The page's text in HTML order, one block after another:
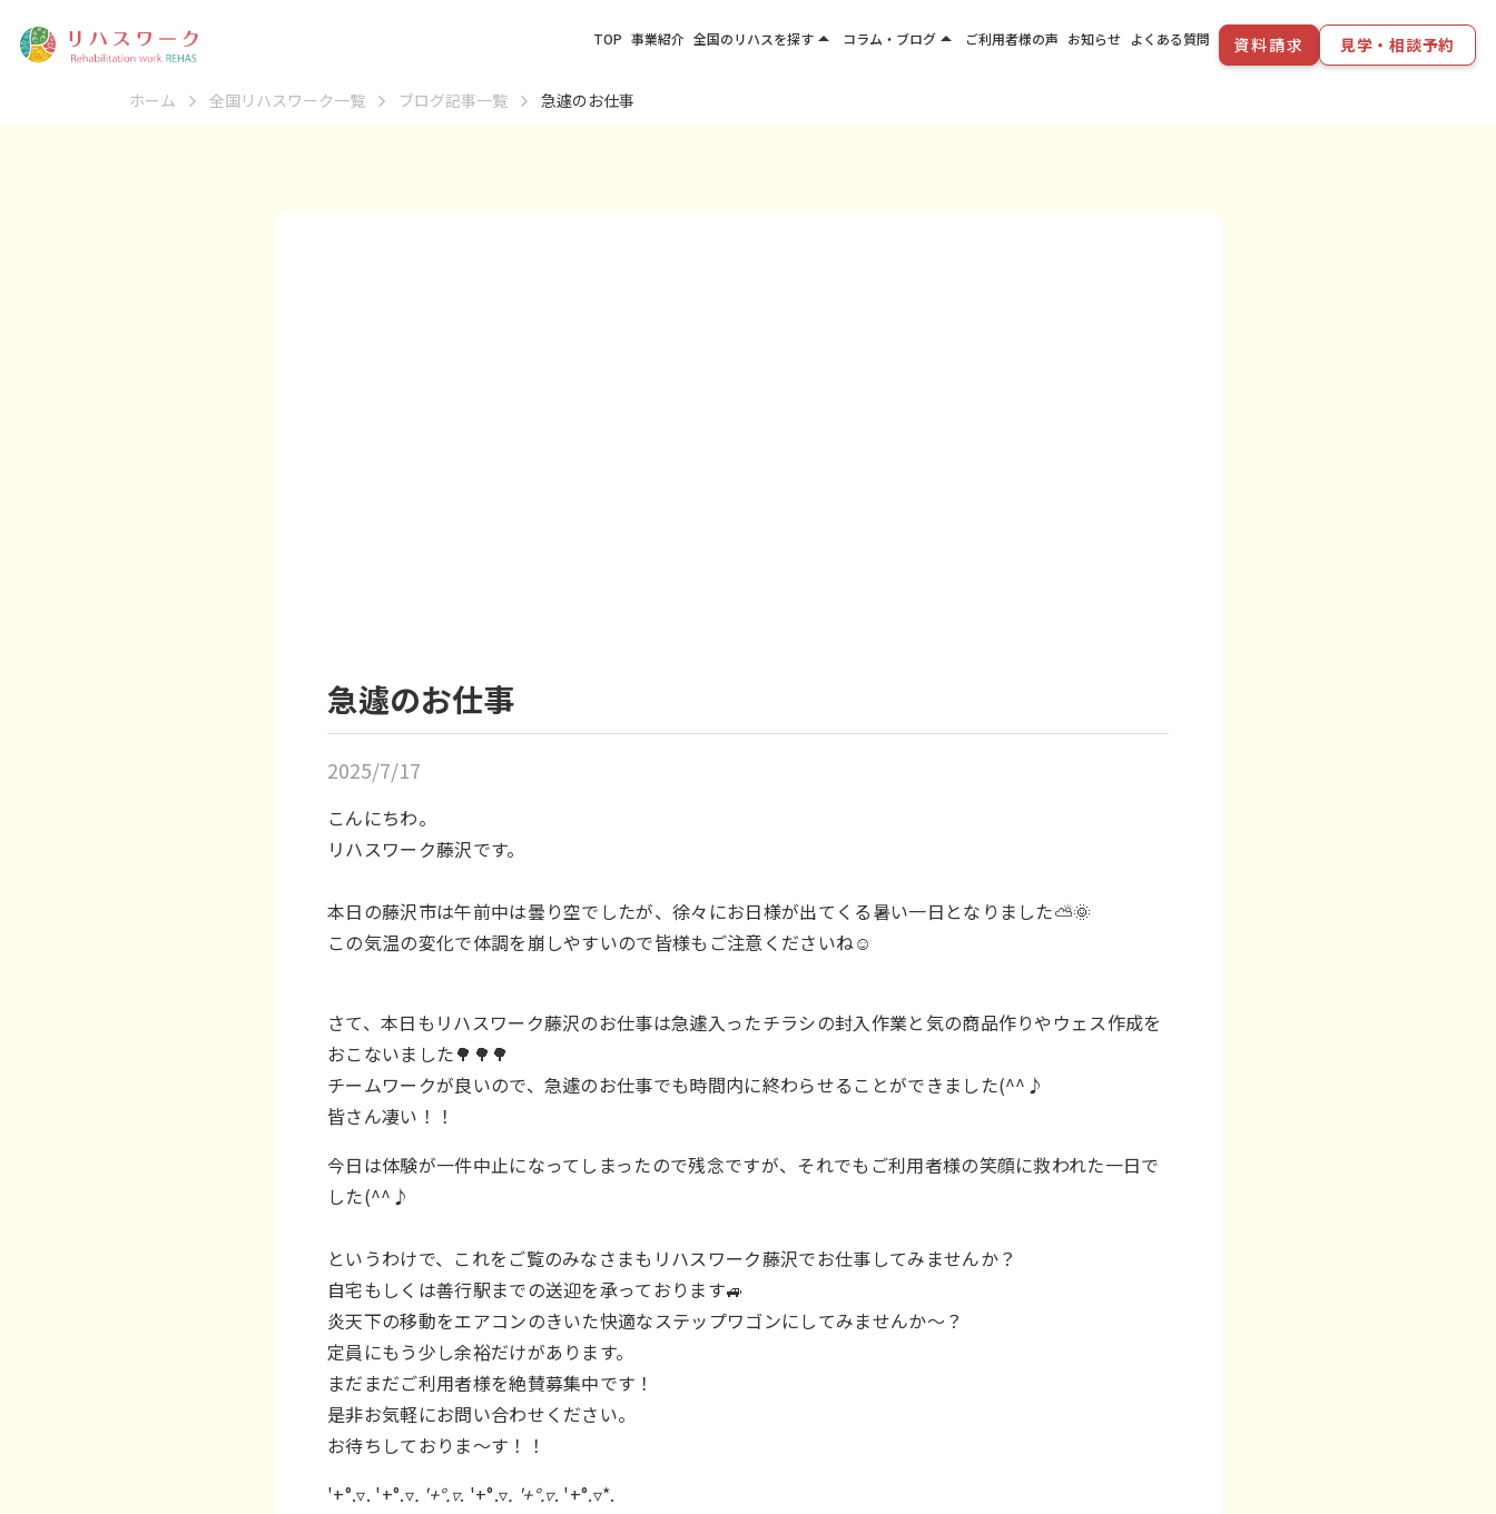
ホーム 全国リハスワーク一覧 ブログ記事一覧 急遽のお仕事
急遽のお仕事
2025/7/17
こんにちわ。
リハスワーク藤沢です。
本日の藤沢市は午前中は曇り空でしたが、徐々にお日様が出てくる暑い一日となりました⛅🌞
この気温の変化で体調を崩しやすいので皆様もご注意くださいね☺
さて、本日もリハスワーク藤沢のお仕事は急遽入ったチラシの封入作業と気の商品作りやウェス作成を
おこないました🌳🌳🌳
チームワークが良いので、急遽のお仕事でも時間内に終わらせることができました(^^♪
皆さん凄い！！
今日は体験が一件中止になってしまったので残念ですが、それでもご利用者様の笑顔に救われた一日で
した(^^♪
というわけで、これをご覧のみなさまもリハスワーク藤沢でお仕事してみませんか？
自宅もしくは善行駅までの送迎を承っております🚙
炎天下の移動をエアコンのきいた快適なステップワゴンにしてみませんか～？
定員にもう少し余裕だけがあります。
まだまだご利用者様を絶賛募集中です！
是非お気軽にお問い合わせください。
お待ちしておりま～す！！
'+°.▿. '+°.▿. '+°.▿. '+°.▿. '+°.▿. '+°.▿*.
TOP 事業紹介 全国のリハスを探すarrow_drop_up コラム・ブログarrow_drop_up ご利用者様の声 お知らせ よくある質問 資料請求 見学・相談予約